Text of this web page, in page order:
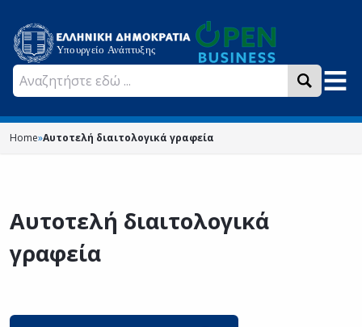
Home»Αυτοτελή διαιτολογικά γραφεία
Αυτοτελή διαιτολογικά
γραφεία